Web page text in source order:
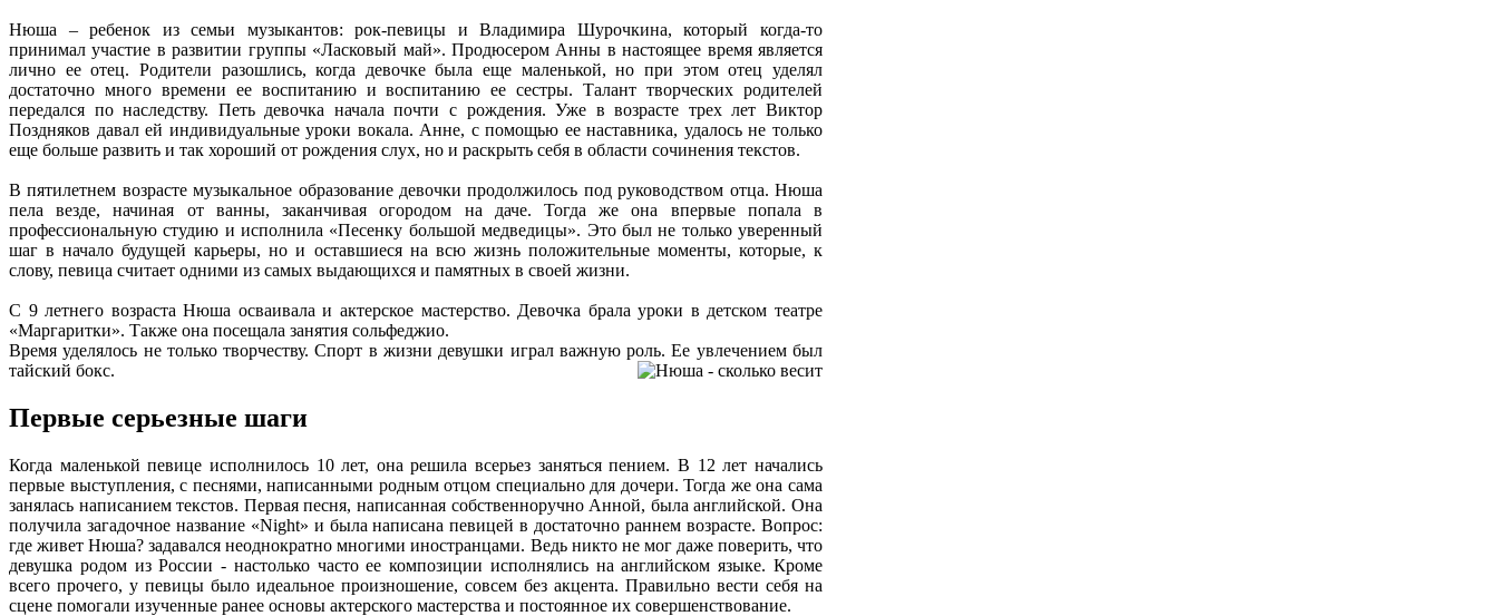
Нюша – ребенок из семьи музыкантов: рок-певицы и Владимира Шурочкина, который когда-то
принимал участие в развитии группы «Ласковый май». Продюсером Анны в настоящее время является
лично ее отец. Родители разошлись, когда девочке была еще маленькой, но при этом отец уделял
достаточно много времени ее воспитанию и воспитанию ее сестры. Талант творческих родителей
передался по наследству. Петь девочка начала почти с рождения. Уже в возрасте трех лет Виктор
Поздняков давал ей индивидуальные уроки вокала. Анне, с помощью ее наставника, удалось не только
еще больше развить и так хороший от рождения слух, но и раскрыть себя в области сочинения текстов.
В пятилетнем возрасте музыкальное образование девочки продолжилось под руководством отца. Нюша
пела везде, начиная от ванны, заканчивая огородом на даче. Тогда же она впервые попала в
профессиональную студию и исполнила «Песенку большой медведицы». Это был не только уверенный
шаг в начало будущей карьеры, но и оставшиеся на всю жизнь положительные моменты, которые, к
слову, певица считает одними из самых выдающихся и памятных в своей жизни.
С 9 летнего возраста Нюша осваивала и актерское мастерство. Девочка брала уроки в детском театре
«Маргаритки». Также она посещала занятия сольфеджио.
Время уделялось не только творчеству. Спорт в жизни девушки играл важную роль. Ее увлечением был
тайский бокс.
Первые серьезные шаги
Когда маленькой певице исполнилось 10 лет, она решила всерьез заняться пением. В 12 лет начались
первые выступления, с песнями, написанными родным отцом специально для дочери. Тогда же она сама
занялась написанием текстов. Первая песня, написанная собственноручно Анной, была английской. Она
получила загадочное название «Night» и была написана певицей в достаточно раннем возрасте. Вопрос:
где живет Нюша? задавался неоднократно многими иностранцами. Ведь никто не мог даже поверить, что
девушка родом из России - настолько часто ее композиции исполнялись на английском языке. Кроме
всего прочего, у певицы было идеальное произношение, совсем без акцента. Правильно вести себя на
сцене помогали изученные ранее основы актерского мастерства и постоянное их совершенствование.